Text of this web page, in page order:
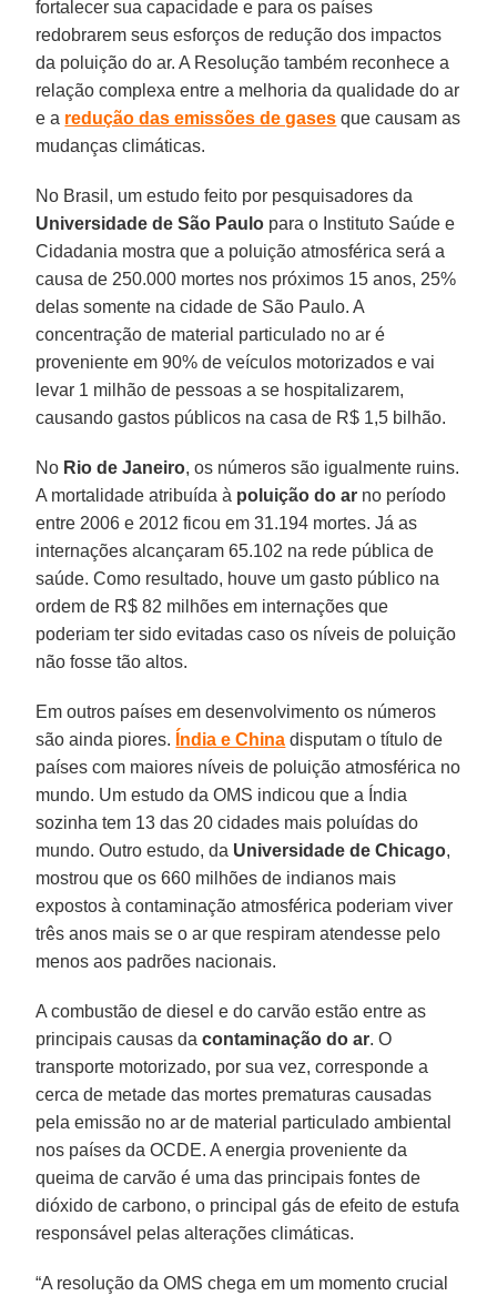
fortalecer sua capacidade e para os países
redobrarem seus esforços de redução dos impactos
da poluição do ar. A Resolução também reconhece a
relação complexa entre a melhoria da qualidade do ar
e a redução das emissões de gases que causam as
mudanças climáticas.
No Brasil, um estudo feito por pesquisadores da
Universidade de São Paulo para o Instituto Saúde e
Cidadania mostra que a poluição atmosférica será a
causa de 250.000 mortes nos próximos 15 anos, 25%
delas somente na cidade de São Paulo. A
concentração de material particulado no ar é
proveniente em 90% de veículos motorizados e vai
levar 1 milhão de pessoas a se hospitalizarem,
causando gastos públicos na casa de R$ 1,5 bilhão.
No Rio de Janeiro, os números são igualmente ruins.
A mortalidade atribuída à poluição do ar no período
entre 2006 e 2012 ficou em 31.194 mortes. Já as
internações alcançaram 65.102 na rede pública de
saúde. Como resultado, houve um gasto público na
ordem de R$ 82 milhões em internações que
poderiam ter sido evitadas caso os níveis de poluição
não fosse tão altos.
Em outros países em desenvolvimento os números
são ainda piores. Índia e China disputam o título de
países com maiores níveis de poluição atmosférica no
mundo. Um estudo da OMS indicou que a Índia
sozinha tem 13 das 20 cidades mais poluídas do
mundo. Outro estudo, da Universidade de Chicago,
mostrou que os 660 milhões de indianos mais
expostos à contaminação atmosférica poderiam viver
três anos mais se o ar que respiram atendesse pelo
menos aos padrões nacionais.
A combustão de diesel e do carvão estão entre as
principais causas dacontaminação do ar. O
transporte motorizado, por sua vez, corresponde a
cerca de metade das mortes prematuras causadas
pela emissão no ar de material particulado ambiental
nos países da OCDE. A energia proveniente da
queima de carvão é uma das principais fontes de
dióxido de carbono, o principal gás de efeito de estufa
responsável pelas alterações climáticas.
“A resolução da OMS chega em um momento crucial